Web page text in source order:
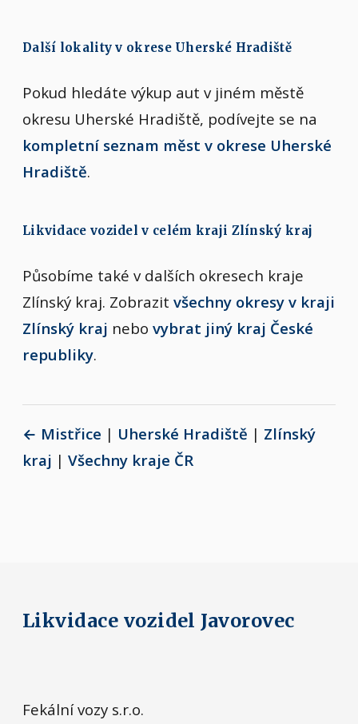
Další lokality v okrese Uherské Hradiště
Pokud hledáte výkup aut v jiném městě
okresu Uherské Hradiště, podívejte se na
kompletní seznam měst v okrese Uherské
Hradiště.
Likvidace vozidel v celém kraji Zlínský kraj
Působíme také v dalších okresech kraje
Zlínský kraj. Zobrazit všechny okresy v kraji
Zlínský kraj nebo vybrat jiný kraj České
republiky.
← Mistřice | Uherské Hradiště | Zlínský
kraj | Všechny kraje ČR
Likvidace vozidel Javorovec
Fekální vozy s.r.o.